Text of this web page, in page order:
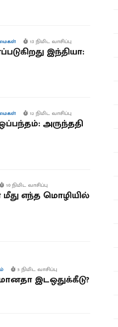
13 நிமிட வாசிப்பு
இந்தியா:
12 நிமிட வாசிப்பு
அருந்ததி
10 நிமிட வாசிப்பு
எந்த மொழியில்
5 நிமிட வாசிப்பு
இடஒதுக்கீடு?